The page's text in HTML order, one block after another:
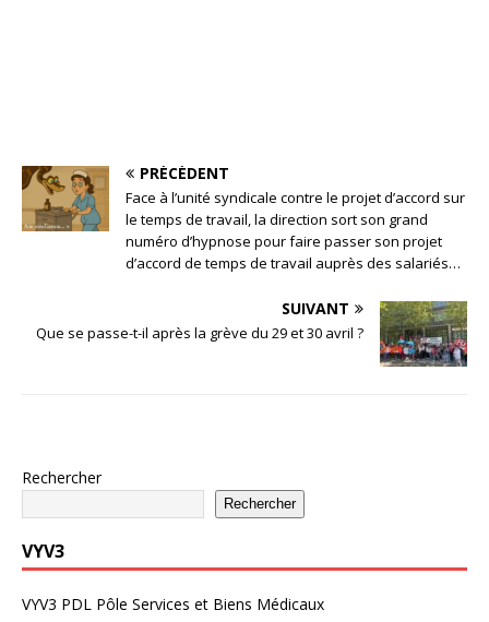
PRÉCÉDENT
Face à l’unité syndicale contre le projet d’accord sur
le temps de travail, la direction sort son grand
numéro d’hypnose pour faire passer son projet
d’accord de temps de travail auprès des salariés…
SUIVANT
Que se passe-t-il après la grève du 29 et 30 avril ?
Rechercher
Rechercher
VYV3
VYV3 PDL Pôle Services et Biens Médicaux